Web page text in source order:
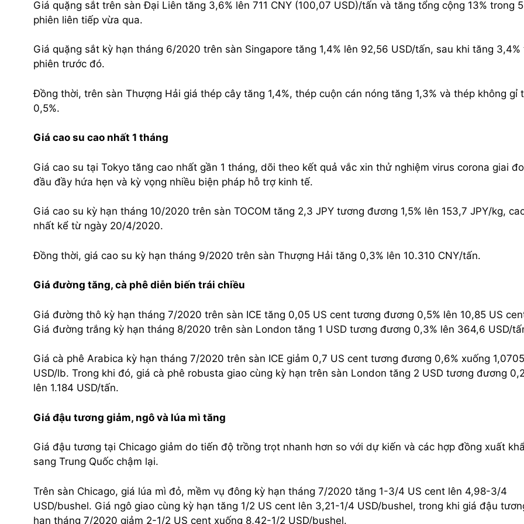
Giá quặng sắt trên sàn Đại Liên tăng 3,6% lên 711 CNY (100,07 USD)/tấn và tăng tổng cộng 13% trong 5
phiên liên tiếp vừa qua.
Giá quặng sắt kỳ hạn tháng 6/2020 trên sàn Singapore tăng 1,4% lên 92,56 USD/tấn, sau khi tăng 3,4%
phiên trước đó.
Đồng thời, trên sàn Thượng Hải giá thép cây tăng 1,4%, thép cuộn cán nóng tăng 1,3% và thép không gỉ
0,5%.
Giá cao su cao nhất 1 tháng
Giá cao su tại Tokyo tăng cao nhất gần 1 tháng, dõi theo kết quả vắc xin thử nghiệm virus corona giai
đầu đầy hứa hẹn và kỳ vọng nhiều biện pháp hỗ trợ kinh tế.
Giá cao su kỳ hạn tháng 10/2020 trên sàn TOCOM tăng 2,3 JPY tương đương 1,5% lên 153,7 JPY/kg,
nhất kể từ ngày 20/4/2020.
Đồng thời, giá cao su kỳ hạn tháng 9/2020 trên sàn Thượng Hải tăng 0,3% lên 10.310 CNY/tấn.
Giá đường tăng, cà phê diễn biến trái chiều
Giá đường thô kỳ hạn tháng 7/2020 trên sàn ICE tăng 0,05 US cent tương đương 0,5% lên 10,85 US
Giá đường trắng kỳ hạn tháng 8/2020 trên sàn London tăng 1 USD tương đương 0,3% lên 364,6 USD/
Giá cà phê Arabica kỳ hạn tháng 7/2020 trên sàn ICE giảm 0,7 US cent tương đương 0,6% xuống 1,0705
USD/lb. Trong khi đó, giá cà phê robusta giao cùng kỳ hạn trên sàn London tăng 2 USD tương đương
lên 1.184 USD/tấn.
Giá đậu tương giảm, ngô và lúa mì tăng
Giá đậu tương tại Chicago giảm do tiến độ trồng trọt nhanh hơn so với dự kiến và các hợp đồng xuất
sang Trung Quốc chậm lại.
Trên sàn Chicago, giá lúa mì đỏ, mềm vụ đông kỳ hạn tháng 7/2020 tăng 1-3/4 US cent lên 4,98-3/4
USD/bushel. Giá ngô giao cùng kỳ hạn tăng 1/2 US cent lên 3,21-1/4 USD/bushel, trong khi giá đậu
hạn tháng 7/2020 giảm 2-1/2 US cent xuống 8,42-1/2 USD/bushel.